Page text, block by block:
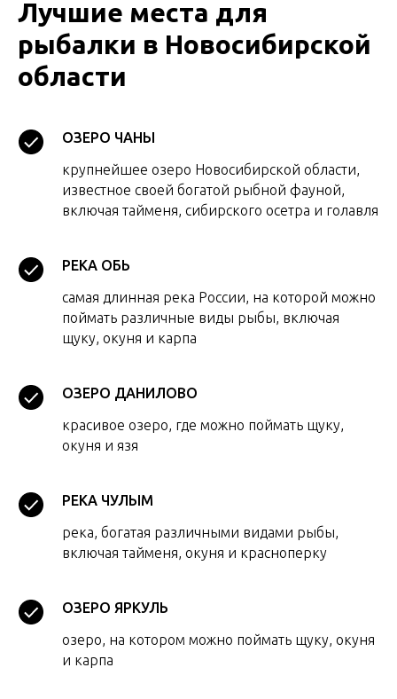
Лучшие места для
рыбалки в Новосибирской
области
ОЗЕРО ЧАНЫ
крупнейшее озеро Новосибирской области,
известное своей богатой рыбной фауной,
включая тайменя, сибирского осетра и голавля
РЕКА ОБЬ
самая длинная река России, на которой можно
поймать различные виды рыбы, включая
щуку, окуня и карпа
ОЗЕРО ДАНИЛОВО
красивое озеро, где можно поймать щуку,
окуня и язя
РЕКА ЧУЛЫМ
река, богатая различными видами рыбы,
включая тайменя, окуня и красноперку
ОЗЕРО ЯРКУЛЬ
озеро, на котором можно поймать щуку, окуня
и карпа